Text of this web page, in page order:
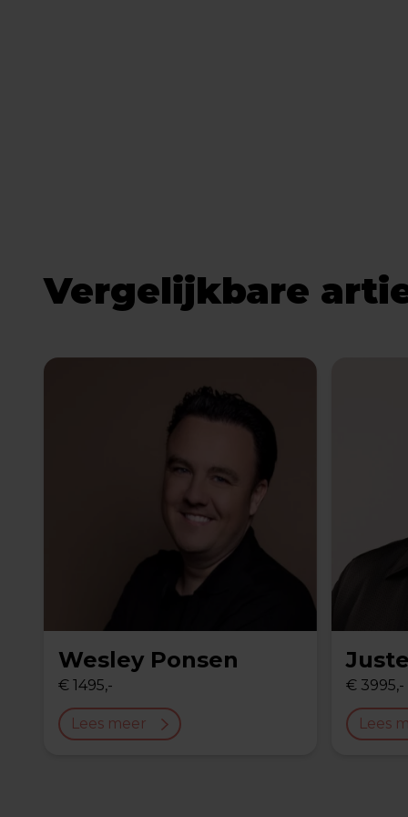
Vergelijkbare
Wesley Ponsen
€ 1495,-
Lees meer
€ 3995,-
Lees